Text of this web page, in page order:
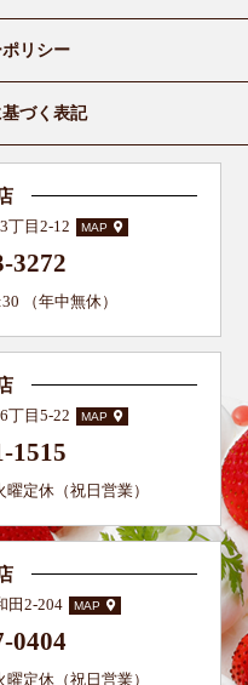
リシー
づく表記
丁目2-12 MAP
3272
（年中無休）
丁目5-22 MAP
1515
定休（祝日営業）
田2-204 MAP
0404
定休（祝日営業）